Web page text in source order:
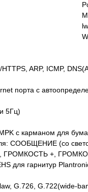
ARP, ICMP,
порта с
5Гц)
с карманом для
для: СООБЩЕНИЕ (со
+,
для гарнитур
G.726, G.722(wide-